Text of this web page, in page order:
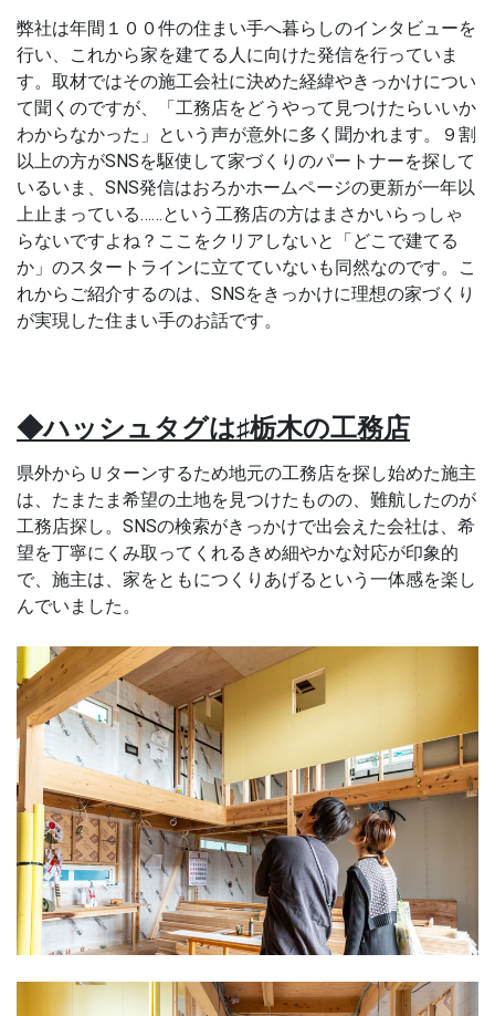
弊社は年間１００件の住まい手へ暮らしのインタビューを
行い、これから家を建てる人に向けた発信を行っていま
す。取材ではその施工会社に決めた経緯やきっかけについ
て聞くのですが、「工務店をどうやって見つけたらいいか
わからなかった」という声が意外に多く聞かれます。９割
以上の方がSNSを駆使して家づくりのパートナーを探して
いるいま、SNS発信はおろかホームページの更新が一年以
上止まっている……という工務店の方はまさかいらっしゃ
らないですよね？ここをクリアしないと「どこで建てる
か」のスタートラインに立てていないも同然なのです。こ
れからご紹介するのは、SNSをきっかけに理想の家づくり
が実現した住まい手のお話です。
◆ハッシュタグは♯栃木の工務店
県外からＵターンするため地元の工務店を探し始めた施主
は、たまたま希望の土地を見つけたものの、難航したのが
工務店探し。SNSの検索がきっかけで出会えた会社は、希
望を丁寧にくみ取ってくれるきめ細やかな対応が印象的
で、施主は、家をともにつくりあげるという一体感を楽し
んでいました。